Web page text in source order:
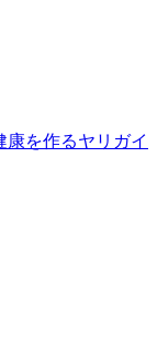
を作るヤリガイ